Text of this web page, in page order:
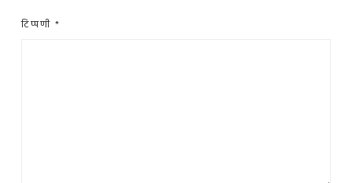
टिप्पणी *